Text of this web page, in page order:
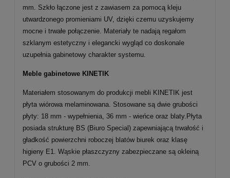
mm. Szkło łączone jest z zawiasem za pomocą kleju
utwardzonego promieniami UV, dzięki czemu uzyskujemy
mocne i trwałe połączenie. Materiały te nadają regałom
szklanym estetyczny i elegancki wygląd co doskonale
uzupełnia gabinetowy charakter systemu.
Meble gabinetowe KINETIK
Materiałem stosowanym do produkcji mebli KINETIK jest
płyta wiórowa melaminowana. Stosowane są dwie grubości
płyty: 18 mm - wypełnienia, 36 mm - wieńce oraz blaty.Płyta
posiada strukturę BS (Biuro Special) zapewniającą trwałość i
gładkość powierzchni roboczej blatów biurek oraz klasę
higieny E1. Wąskie płaszczyzny zabezpieczane są okleiną
PCV o grubości 2 mm.